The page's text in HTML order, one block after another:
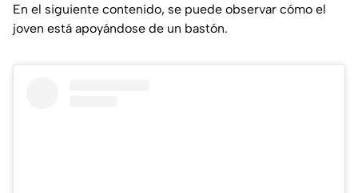
En el siguiente contenido, se puede observar cómo el
joven está apoyándose de un bastón.